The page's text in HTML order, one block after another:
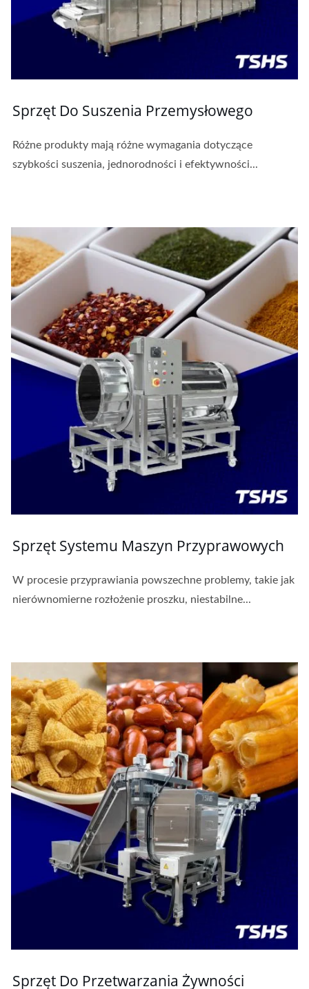
Sprzęt Do Suszenia Przemysłowego
Różne produkty mają różne wymagania dotyczące
szybkości suszenia, jednorodności i efektywności...
Sprzęt Systemu Maszyn Przyprawowych
W procesie przyprawiania powszechne problemy, takie jak
nierównomierne rozłożenie proszku, niestabilne...
Sprzęt Do Przetwarzania Żywności